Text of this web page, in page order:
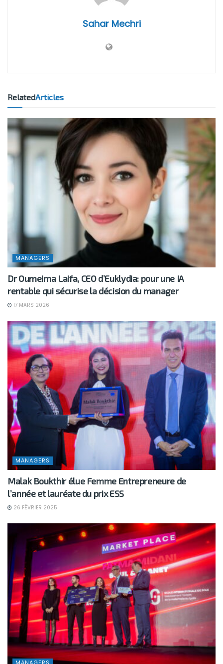
Sahar Mechri
RelatedArticles
MANAGERS
Dr Oumeima Laifa, CEO d’Euklydia: pour une IA
rentable qui sécurise la décision du manager
17 MARS 2026
MANAGERS
Malak Boukthir élue Femme Entrepreneure de
l’année et lauréate du prix ESS
26 FÉVRIER 2025